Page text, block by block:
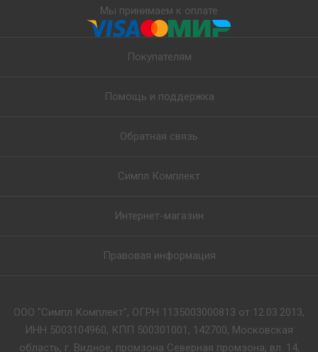
Мы принимаем к оплате
Покупателям
Помощь и поддержка
Обратная связь
Симпл Комплект
Интернет-магазин
Правовая информация
ООО "Симпл Комплект", ОГРН 1135003000813 от 12.03.2013,
ИНН 5003104960, КПП 500301001, 142700, Московская
область, г. Видное, промзона Северная промзона, вл. 14,